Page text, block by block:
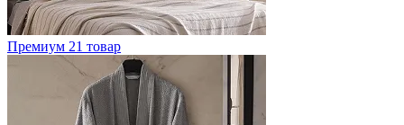
Премиум 21 товар